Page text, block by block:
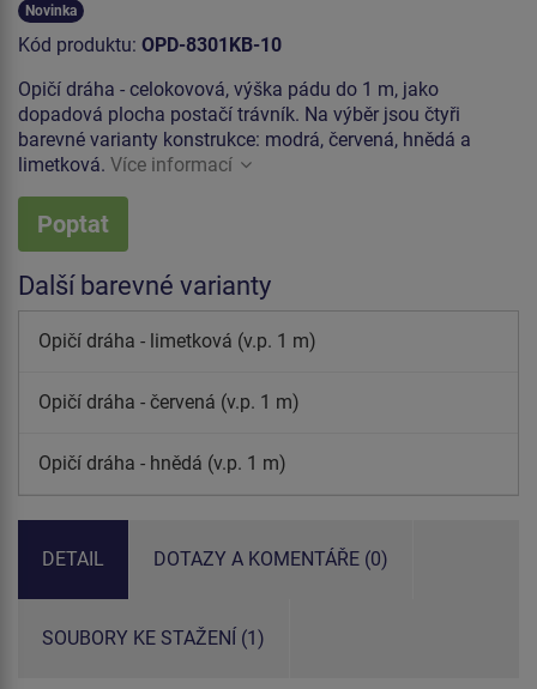
Novinka
Kód produktu: OPD-8301KB-10
Opičí dráha - celokovová, výška pádu do 1 m, jako
dopadová plocha postačí trávník. Na výběr jsou čtyři
barevné varianty konstrukce: modrá, červená, hnědá a
limetková. Více informací
Poptat
Další barevné varianty
Opičí dráha - limetková (v.p. 1 m)
Opičí dráha - červená (v.p. 1 m)
Opičí dráha - hnědá (v.p. 1 m)
DETAIL DOTAZY A KOMENTÁŘE (0)
SOUBORY KE STAŽENÍ (1)